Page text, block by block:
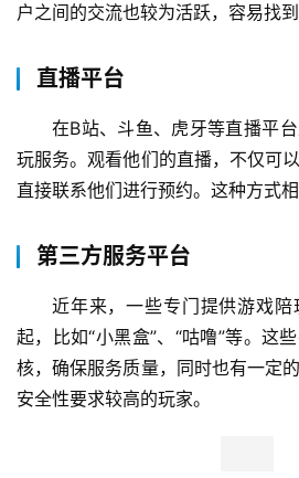
户之间的交流也较为活跃，容易找到
直播平台
在B站、斗鱼、虎牙等直播平
玩服务。观看他们的直播，不仅可
直接联系他们进行预约。这种方式
第三方服务平台
近年来，一些专门提供游戏
起，比如“小黑盒”、“咕噜”等。这
核，确保服务质量，同时也有一定
安全性要求较高的玩家。